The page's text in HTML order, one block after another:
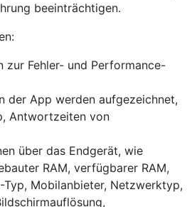
beeinträchtigen.
zur Fehler- und Performance-
der App werden aufgezeichnet,
Antwortzeiten von
über das Endgerät, wie
RAM, verfügbarer RAM,
Typ, Mobilanbieter, Netzwerktyp,